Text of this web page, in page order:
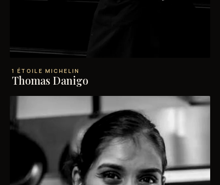
1 ÉTOILE MICHELIN
Thomas Danigo